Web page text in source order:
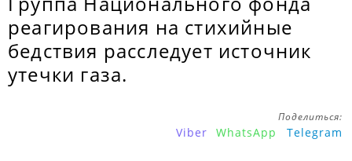
реагирования на стихийные
бедствия расследует источник
утечки газа.
Поделиться:
Viber WhatsApp Telegram